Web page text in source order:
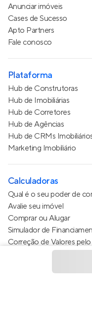
Anunciar imóveis
Cases de Sucesso
Apto Partners
Fale conosco
Plataforma
Hub de Construtoras
Hub de Imobiliárias
Hub de Corretores
Hub de Agências
Hub de CRMs
Marketing Imobiliário
Calculadoras
Qual é o seu poder de
Avalie seu imóvel
Comprar ou Alugar
Simulador de
Correção de Valores
Estimativa de valor do